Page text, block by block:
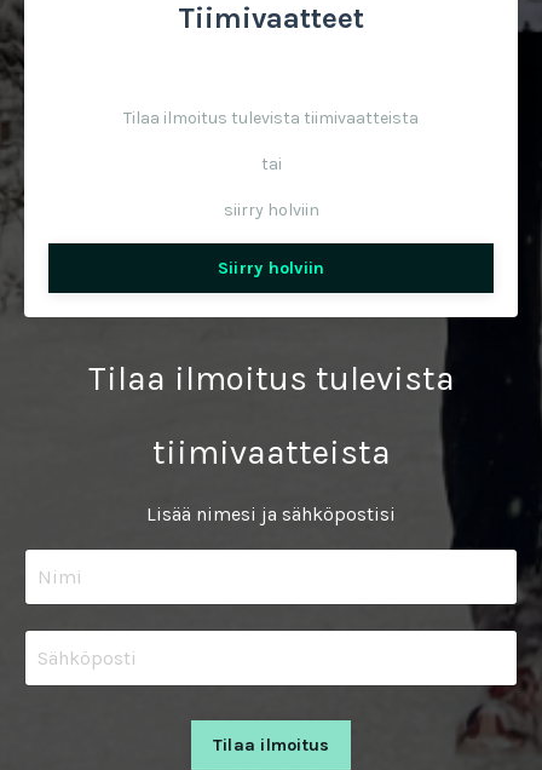
Tiimivaatteet
Tilaa ilmoitus tulevista tiimivaatteista
tai
siirry holviin
Siirry holviin
Tilaa ilmoitus tulevista
tiimivaatteista
Lisää nimesi ja sähköpostisi
Tilaa ilmoitus